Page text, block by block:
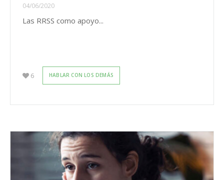
04/06/2020
Las RRSS como apoyo...
6 HABLAR CON LOS DEMÁS